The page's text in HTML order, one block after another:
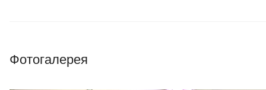
Фотогалерея